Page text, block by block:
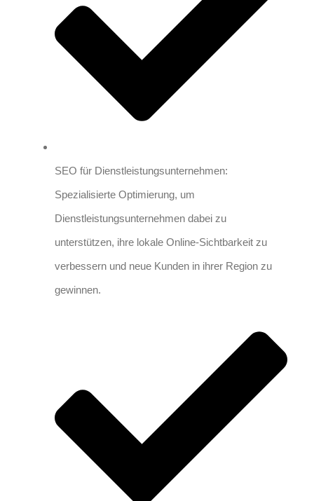
SEO für Dienstleistungsunternehmen:
Spezialisierte Optimierung, um
Dienstleistungsunternehmen dabei zu
unterstützen, ihre lokale Online-Sichtbarkeit zu
verbessern und neue Kunden in ihrer Region zu
gewinnen.